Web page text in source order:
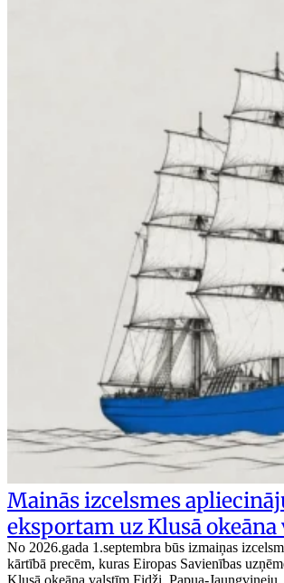
Mainās izcelsmes
eksportam uz Klusā
No 2026.gada 1.septembra būs izmaiņas
kārtībā precēm, kuras Eiropas Savienības